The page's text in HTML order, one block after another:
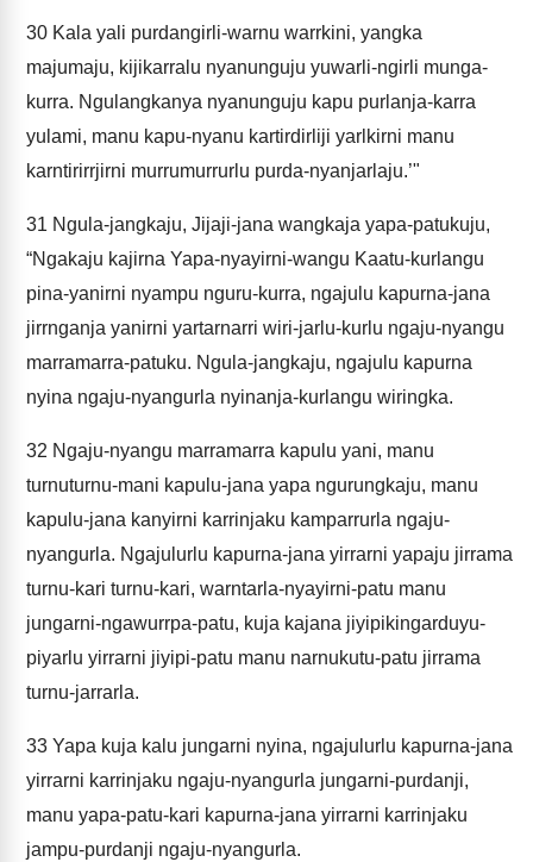
30 Kala yali purdangirli-warnu warrkini, yangka
majumaju, kijikarralu nyanunguju yuwarli-ngirli munga-
kurra. Ngulangkanya nyanunguju kapu purlanja-karra
yulami, manu kapu-nyanu kartirdirliji yarlkirni manu
karntirirrjirni murrumurrurlu purda-nyanjarlaju.’"
31 Ngula-jangkaju, Jijaji-jana wangkaja yapa-patukuju,
“Ngakaju kajirna Yapa-nyayirni-wangu Kaatu-kurlangu
pina-yanirni nyampu nguru-kurra, ngajulu kapurna-jana
jirrnganja yanirni yartarnarri wiri-jarlu-kurlu ngaju-nyangu
marramarra-patuku. Ngula-jangkaju, ngajulu kapurna
nyina ngaju-nyangurla nyinanja-kurlangu wiringka.
32 Ngaju-nyangu marramarra kapulu yani, manu
turnuturnu-mani kapulu-jana yapa ngurungkaju, manu
kapulu-jana kanyirni karrinjaku kamparrurla ngaju-
nyangurla. Ngajulurlu kapurna-jana yirrarni yapaju jirrama
turnu-kari turnu-kari, warntarla-nyayirni-patu manu
jungarni-ngawurrpa-patu, kuja kajana jiyipikingarduyu-
piyarlu yirrarni jiyipi-patu manu narnukutu-patu jirrama
turnu-jarrarla.
33 Yapa kuja kalu jungarni nyina, ngajulurlu kapurna-jana
yirrarni karrinjaku ngaju-nyangurla jungarni-purdanji,
manu yapa-patu-kari kapurna-jana yirrarni karrinjaku
jampu-purdanji ngaju-nyangurla.